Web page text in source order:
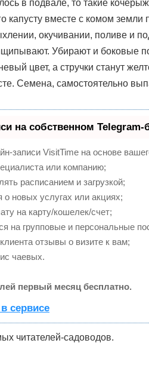
в подвале, то такие
капусту вместе с комом
окучивании, поливе и
Убирают и боковые
цвет, а стручки станут
Семена, самостоятельно
на собственном Telegram-
записи VisitTime на основе
или компанию;
расписанием и загрузкой;
новых услугах или акциях;
на карту/кошелек/счет;
на групповые и персональные
отзывы о визите к вам;
чаевых.
первый месяц бесплатно.
сервисе
читателей-садоводов.